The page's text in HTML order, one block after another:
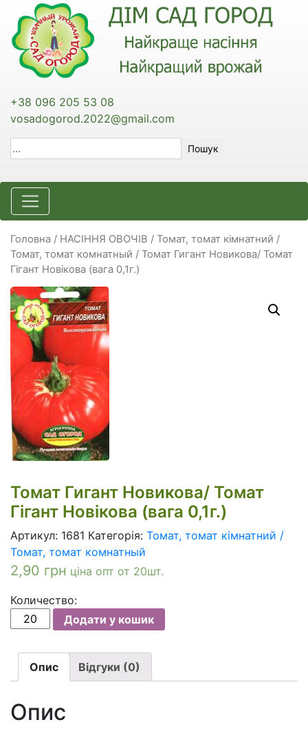
+38 096 205 53 08
vosadogorod.2022@gmail.com
Пошук
Головна / НАСІННЯ ОВОЧІВ / Томат, томат кімнатний /
Томат, томат комнатный / Томат Гигант Новикова/ Томат
Гігант Новікова (вага 0,1г.)
Томат Гигант Новикова/ Томат
Гігант Новікова (вага 0,1г.)
Артикул: 1681 Категорія: Томат, томат кімнатний /
Томат, томат комнатный
2,90 грн ціна опт от 20шт.
Количество:
Томат
Гигант
Новикова/
Томат
Гігант
(вага
Додати у кошик
Опис Відгуки (0)
Опис